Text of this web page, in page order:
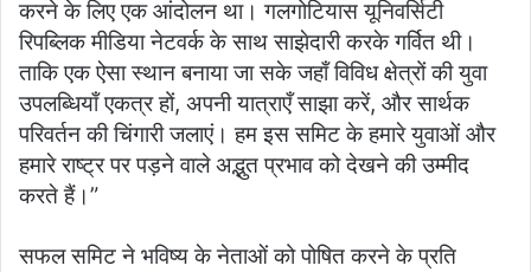
करने के लिए एक आंदोलन था। गलगोटियास यूनिवर्सिटी
रिपब्लिक मीडिया नेटवर्क के साथ साझेदारी करके गर्वित थी।
ताकि एक ऐसा स्थान बनाया जा सके जहाँ विविध क्षेत्रों की युवा
उपलब्धियाँ एकत्र हों, अपनी यात्राएँ साझा करें, और सार्थक
परिवर्तन की चिंगारी जलाएं। हम इस समिट के हमारे युवाओं और
हमारे राष्ट्र पर पड़ने वाले अद्भुत प्रभाव को देखने की उम्मीद
करते हैं।”
सफल समिट ने भविष्य के नेताओं को पोषित करने के प्रति